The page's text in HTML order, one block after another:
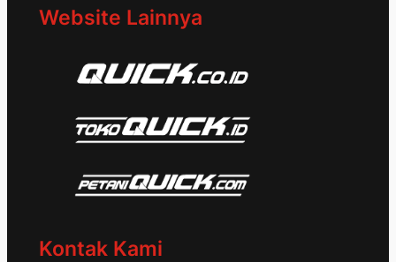
Website Lainnya
Kontak Kami